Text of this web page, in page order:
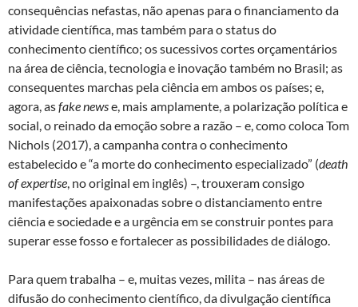
consequências nefastas, não apenas para o financiamento da
atividade científica, mas também para o status do
conhecimento científico; os sucessivos cortes orçamentários
na área de ciência, tecnologia e inovação também no Brasil; as
consequentes marchas pela ciência em ambos os países; e,
agora, asfake newse, mais amplamente, a polarização política e
social, o reinado da emoção sobre a razão – e, como coloca Tom
Nichols (2017), a campanha contra o conhecimento
estabelecido e “a morte do conhecimento especializado” (death
of expertise, no original em inglês) –, trouxeram consigo
manifestações apaixonadas sobre o distanciamento entre
ciência e sociedade e a urgência em se construir pontes para
superar esse fosso e fortalecer as possibilidades de diálogo.
Para quem trabalha – e, muitas vezes, milita – nas áreas de
difusão do conhecimento científico, da divulgação científica